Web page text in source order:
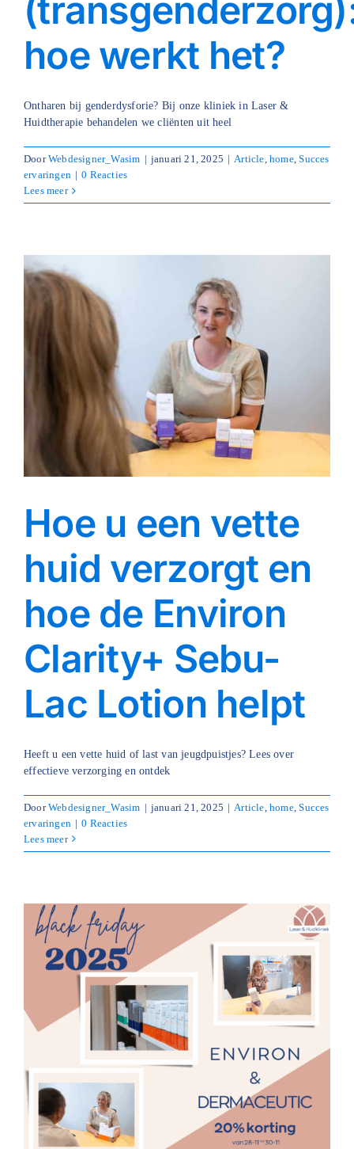
hoe werkt het?
Ontharen bij genderdysforie? Bij onze kliniek in Laser &
Huidtherapie behandelen we cliënten uit heel
DoorWebdesigner_Wasim | januari 21, 2025 | Article,home,Succes
ervaringen | 0 Reacties
Lees meer
Hoe u een vette
huid verzorgt en
hoe de Environ
Clarity+ Sebu-
Lac Lotion helpt
Heeft u een vette huid of last van jeugdpuistjes? Lees over
effectieve verzorging en ontdek
DoorWebdesigner_Wasim | januari 21, 2025 | Article ,home,Succes
ervaringen | 0 Reacties
Lees meer